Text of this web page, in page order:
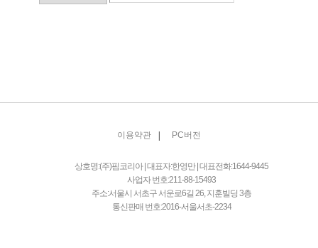
이용약관 | PC버전
상호명:(주)핌코리아 | 대표자:한영만 | 대표전화:1644-9445
사업자 번호:211-88-15493
주소:서울시 서초구 서운로6길 26, 지훈빌딩 3층
통신판매 번호:2016-서울서초-2234